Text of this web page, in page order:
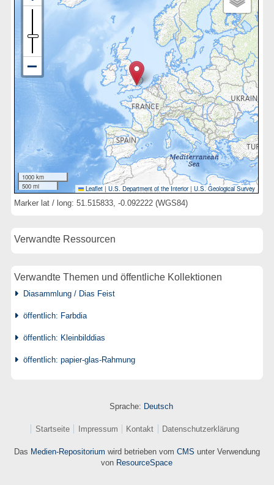
1000 km
500 mi
Leaflet | U.S. Department of the Interior|U.S. Geological Survey
Marker lat / long: 51.515833, -0.092222 (WGS84)
Verwandte Ressourcen
Verwandte Themen und öffentliche Kollektionen
Diasammlung / Dias Feist
öffentlich: Farbdia
öffentlich: Kleinbilddias
öffentlich: papier-glas-Rahmung
Sprache: Deutsch
Startseite Impressum Kontakt Datenschutzerklärung
Das Medien-Repositorium wird betrieben vom CMS unter Verwendung
von ResourceSpace